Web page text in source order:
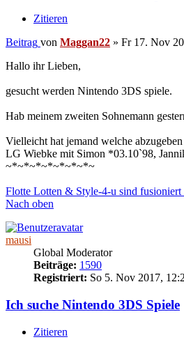
Zitieren
Beitrag von Maggan22 » Fr 17. Nov
Hallo ihr Lieben,
gesucht werden Nintendo 3DS spiele.
Hab meinem zweiten Sohnemann
Vielleicht hat jemand welche
LG Wiebke mit Simon *03.10`98,
~*~*~*~*~*~*~*~
Flotte Lotten & Style-4-u sind
Nach oben
mausi
Global Moderator
Beiträge: 1590
Registriert: So 5. Nov 2017,
Ich suche Nintendo 3DS Spiele
Zitieren